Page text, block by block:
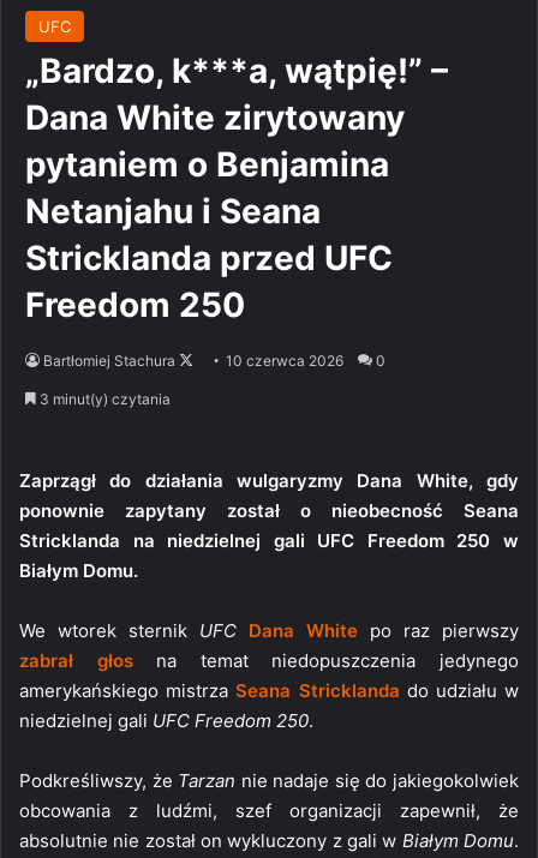
UFC
„Bardzo, k***a, wątpię!” –
Dana White zirytowany
pytaniem o Benjamina
Netanjahu i Seana
Stricklanda przed UFC
Freedom 250
Bartłomiej Stachura
Follow10 czerwca 2026 0
3 minut(y) czytania
Zaprzągł do działania wulgaryzmy Dana White, gdy
ponownie zapytany został o nieobecność Seana
Stricklanda na niedzielnej gali UFC Freedom 250 w
Białym Domu.
We wtorek sternik UFC Dana White po raz pierwszy
zabrał głosna temat niedopuszczenia jedynego
amerykańskiego mistrzaSeana Stricklanda do udziału w
niedzielnej gali UFC Freedom 250.
Podkreśliwszy, że Tarzan nie nadaje się do jakiegokolwiek
obcowania z ludźmi, szef organizacji zapewnił, że
absolutnie nie został on wykluczony z gali w Białym Domu.